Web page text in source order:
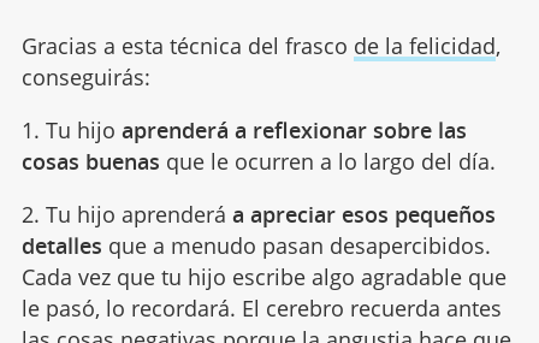
Gracias a esta técnica del frasco de la felicidad,
conseguirás:
1. Tu hijo aprenderá a reflexionar sobre las
cosas buenas que le ocurren a lo largo del día.
2. Tu hijo aprenderá a apreciar esos pequeños
detalles que a menudo pasan desapercibidos.
Cada vez que tu hijo escribe algo agradable que
le pasó, lo recordará. El cerebro recuerda antes